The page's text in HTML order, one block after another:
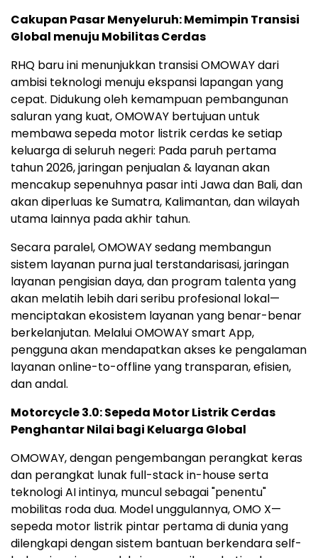
Cakupan Pasar Menyeluruh: Memimpin Transisi
Global menuju Mobilitas Cerdas
RHQ baru ini menunjukkan transisi OMOWAY dari
ambisi teknologi menuju ekspansi lapangan yang
cepat. Didukung oleh kemampuan pembangunan
saluran yang kuat, OMOWAY bertujuan untuk
membawa sepeda motor listrik cerdas ke setiap
keluarga di seluruh negeri: Pada paruh pertama
tahun 2026, jaringan penjualan & layanan akan
mencakup sepenuhnya pasar inti Jawa dan Bali, dan
akan diperluas keSumatra, Kalimantan, dan wilayah
utama lainnya pada akhir tahun.
Secara paralel, OMOWAY sedang membangun
sistem layanan purna jual terstandarisasi, jaringan
layanan pengisian daya, dan program talenta yang
akan melatih lebih dari seribu profesional lokal—
menciptakan ekosistem layanan yang benar-benar
berkelanjutan. Melalui OMOWAY smart App,
pengguna akan mendapatkan akses ke pengalaman
layanan online-to-offline yang transparan, efisien,
dan andal.
Motorcycle 3.0: Sepeda Motor Listrik Cerdas
Penghantar Nilai bagi Keluarga Global
OMOWAY, dengan pengembangan perangkat keras
dan perangkat lunak full-stack in-house serta
teknologi AI intinya, muncul sebagai "penentu"
mobilitas roda dua. Model unggulannya, OMO X—
sepeda motor listrik pintar pertama di dunia yang
dilengkapi dengan sistem bantuan berkendara self-